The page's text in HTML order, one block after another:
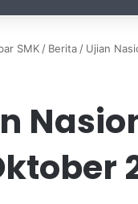
SMK / Berita / Ujian